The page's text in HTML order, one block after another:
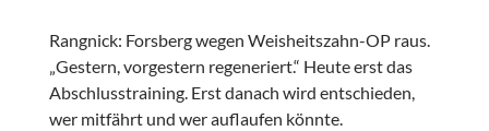
Rangnick: Forsberg wegen Weisheitszahn-OP raus.
„Gestern, vorgestern regeneriert.“ Heute erst das
Abschlusstraining. Erst danach wird entschieden,
wer mitfährt und wer auflaufen könnte.